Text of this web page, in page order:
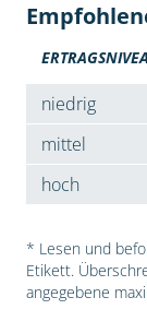
niedrig
mittel
hoch
* Lesen und
Etikett.
angegebene